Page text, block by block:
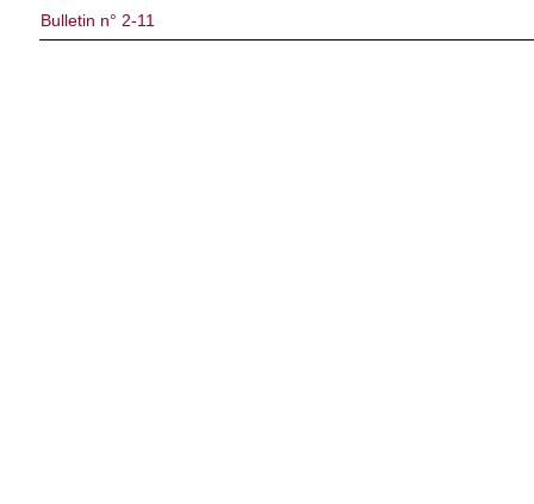
Bulletin n° 2-11